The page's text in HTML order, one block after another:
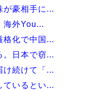
が豪相手に...
海外You...
格化で中国...
。日本で窃...
け続けて「...
ているとい...